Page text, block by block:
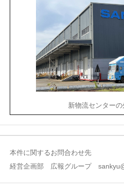
新物流センター
本件に関するお問合わせ先
経営企画部 広報グループ